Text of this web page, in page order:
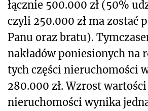
łącznie 500.000 zł (50%
czyli 250.000 zł ma zostać
Panu oraz bratu).
nakładów poniesionych na
tych części nieruchomości
280.000 zł. Wzrost wartości
nieruchomości wynika